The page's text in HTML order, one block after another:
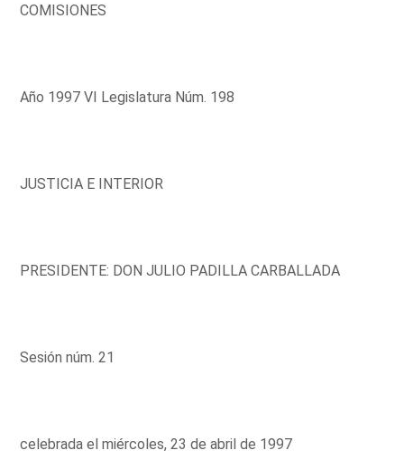
COMISIONES
Año 1997 VI Legislatura Núm. 198
JUSTICIA E INTERIOR
PRESIDENTE: DON JULIO PADILLA CARBALLADA
Sesión núm. 21
celebrada el miércoles, 23 de abril de 1997